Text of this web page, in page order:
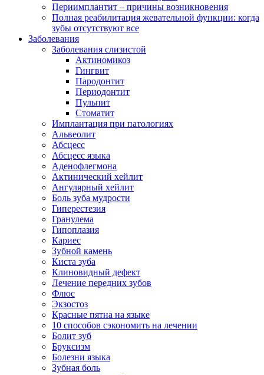
Периимплантит – причины возникновения
Полная реабилитация жевательной функции: когда
зубы отсутствуют все
Заболевания
Заболевания слизистой
Актиномикоз
Гингвит
Пародонтит
Периодонтит
Пульпит
Стоматит
Имплантация при патологиях
Альвеолит
Абсцесс
Абсцесс языка
Аденофлегмона
Актинический хейлит
Ангулярный хейлит
Боль зуба мудрости
Гиперестезия
Гранулема
Гипоплазия
Кариес
Зубной камень
Киста зуба
Клиновидный дефект
Лечение передних зубов
Флюс
Экзостоз
Красные пятна на языке
10 способов сэкономить на лечении
Болит зуб
Бруксизм
Болезни языка
Зубная боль